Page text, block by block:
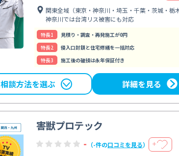
関東全域（東京・神奈川・埼玉・千葉・茨城・栃
神奈川では台湾リス被害にも対応
特⻑1
見積り・調査・再発施工が0円
特⻑2
侵入口封鎖と住宅修繕を一括対応
特⻑3
施工後の破損は永年保証付き
相談方法を選ぶ 詳細を見る
害獣プロテック
- （-件の口コミを見る） ＋